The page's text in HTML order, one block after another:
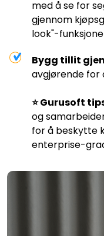
med å se for
gjennom
look"-
Bygg tillit
avgjørende for
⭐️ Gurusoft
og
for å beskytte
enterprise-